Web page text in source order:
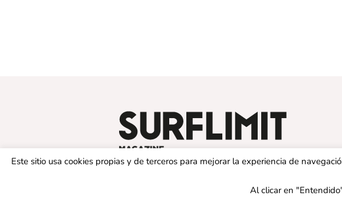
Este sitio usa cookies propias y de terceros para mejorar la experiencia de
Al clicar en